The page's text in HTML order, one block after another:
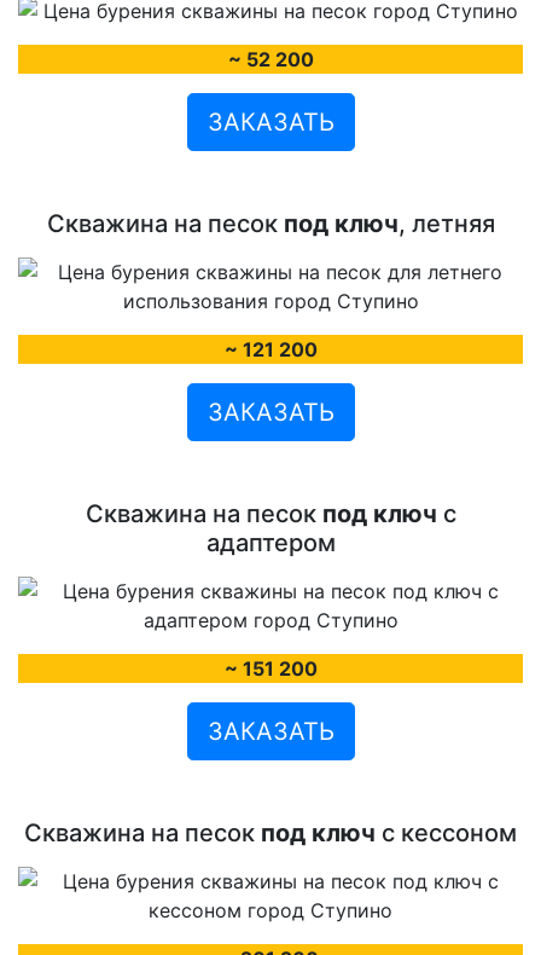
~ 52 200
ЗАКАЗАТЬ
Скважина на песок под ключ, летняя
~ 121 200
ЗАКАЗАТЬ
Скважина на песок под ключ с
адаптером
~ 151 200
ЗАКАЗАТЬ
Скважина на песок под ключ с кессоном